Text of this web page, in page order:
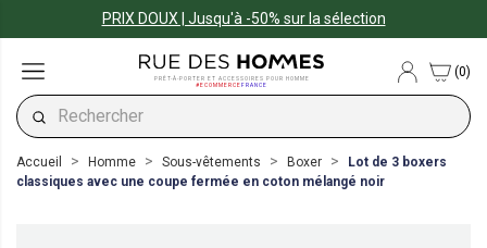
PRIX DOUX | Jusqu'à -50% sur la sélection
PRÊT-À-PORTER ET ACCESSOIRES POUR HOMME
#ECOMMERCEFRANCE
(0)
Accueil Homme Sous-vêtements Boxer
Lot de 3 boxers
classiques avec une coupe fermée en coton mélangé noir